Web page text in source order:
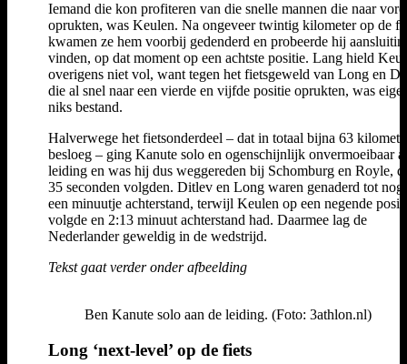
Iemand die kon profiteren van die snelle mannen die naar
oprukten, was Keulen. Na ongeveer twintig kilometer op de
kwamen ze hem voorbij gedenderd en probeerde hij
vinden, op dat moment op een achtste positie. Lang hield
overigens niet vol, want tegen het fietsgeweld van Long en
die al snel naar een vierde en vijfde positie oprukten, was
niks bestand.
Halverwege het fietsonderdeel – dat in totaal bijna 63
besloeg – ging Kanute solo en ogenschijnlijk onvermoeibaar
leiding en was hij dus weggereden bij Schomburg en Royle,
35 seconden volgden. Ditlev en Long waren genaderd tot nog
een minuutje achterstand, terwijl Keulen op een negende
volgde en 2:13 minuut achterstand had. Daarmee lag de
Nederlander geweldig in de wedstrijd.
Tekst gaat verder onder afbeelding
Ben Kanute solo aan de leiding. (Foto: 3athlon.nl)
Long ‘next-level’ op de fiets